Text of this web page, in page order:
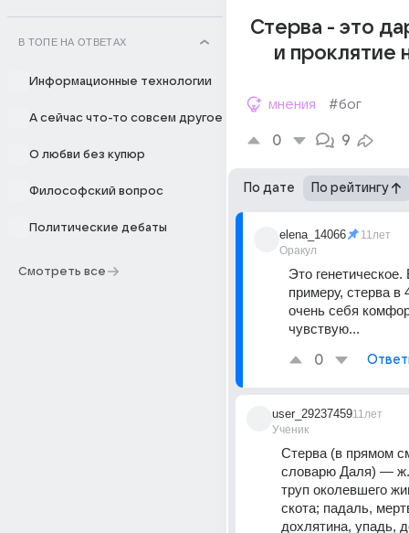
В ТОПЕ НА ОТВЕТАХ
Информационные технологии
А сейчас что-то совсем другое
О любви без купюр
Философский вопрос
Политические дебаты
Смотреть все
Стерва - это
и проклятие
мнения #бог
0 9
По дате По рейтингу
elena_14066
Оракул
11лет
Это генетическое.
примеру, стерва в
очень себя
чувствую...
0
user_29237459
Ученик
11лет
Стерва (в прямом
словарю Даля) — ж.
труп околевшего
скота; падаль,
дохлятина, упадь,